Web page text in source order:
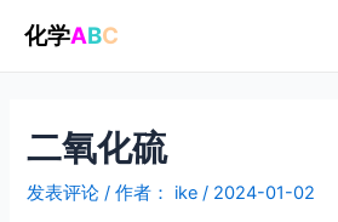
化学ABC
二氧化硫
发表评论 / 作者： ike/ 2024-01-02